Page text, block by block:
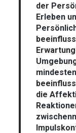
der
Erleben
die